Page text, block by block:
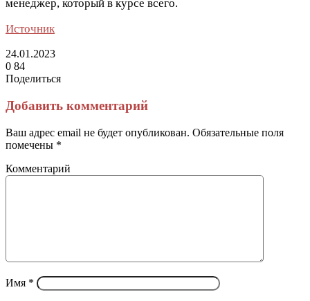
менеджер, который в курсе всего.
Источник
24.01.2023
0 84
Поделиться
через
электронную
почту
Добавить комментарий
Ваш адрес email не будет опубликован. Обязательные поля
помечены *
Комментарий
Имя *